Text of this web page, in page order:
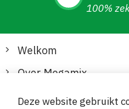
100%
Welkom
Over Megamix
Informatie
Deze website gebruikt